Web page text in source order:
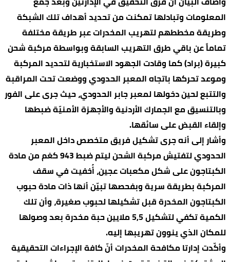
المعلومات وتبادلها تمكنت من تحديد أهداف تلك الشبكة
وطريقة مخططهم لتهريب المخدرات عبر طريقة مختلفة
تماماً عن باقي طرق التهريب السابقة وبواسطة مركبة شحن
كبيرة (براد) كما وقادت الجهود الاستخبارية لتحديد المركبة
وموعد تحركها باتجاه المعبر الحدودي ووضعت تحت المراقبة
والتتبع لحين دخولها لمعبر جابر الحدودي، حيث جرى على الفور
وبالتنسيق مع الجمارك الأردنية والأجهزة الأمنيّة ضبطها
وإلقاء القبض على سائقها.
وأشار إلى أنه جرى تشكيل فريق متخصص داخل المعبر
الحدودي لتفتيش مركبة الشحن ليتم ضبط 943 كغم من مادة
الكبتاجون على شكل مكعبات عجين، أُخفيت في سقف
المركبة بطريقة سرية وبفحصها تبيّن أنها ذات مادة حبوب
الكبتاجون المخدرة قبل تشكيلها لحبوب صغيرة، وأن تلك
الكمية تكفي لتشكيل 5,5 ملايين حبة مخدرة بعد وصولها
للمكان الذي ينوون تهريبها إليه.
وأكّدت إدارتا مكافحة المخدرات أنّ كافة الإجراءات التحقيقية